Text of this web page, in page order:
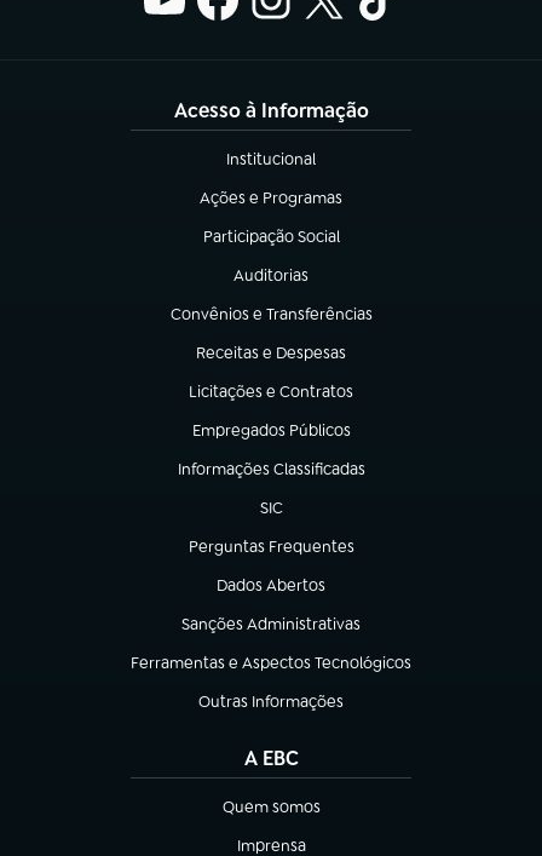
Acesso à Informação
Institucional
(abre em nova aba)
Ações e Programas
(abre em nova aba)
Participação Social
(abre em nova aba)
Auditorias
(abre em nova aba)
Convênios e Transferências
(abre em nova aba)
Receitas e Despesas
(abre em nova aba)
Licitações e Contratos
(abre em nova aba)
Empregados Públicos
(abre em nova aba)
Informações Classificadas
(abre em nova aba)
SIC
(abre em nova aba)
Perguntas Frequentes
(abre em nova aba)
Dados Abertos
(abre em nova aba)
Sanções Administrativas
(abre em nova aba)
Ferramentas e Aspectos Tecnológicos
(abre em nova aba)
Outras Informações
(abre em nova aba)
A EBC
Quem somos
(abre em nova aba)
Imprensa